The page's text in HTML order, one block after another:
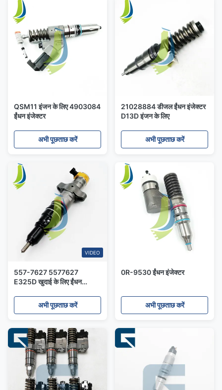
QSM11 इंजन के लिए 4903084
ईंधन इंजेक्टर
अभी पूछताछ करें
21028884 डीजल ईंधन इंजेक्टर
D13D इंजन के लिए
अभी पूछताछ करें
VIDEO
557-7627 5577627
E325D खुदाई के लिए ईंधन
अभी पूछताछ करें
0R-9530 ईंधन इंजेक्टर
अभी पूछताछ करें